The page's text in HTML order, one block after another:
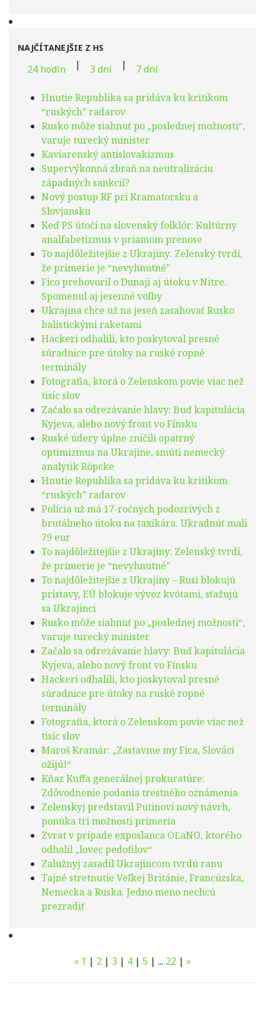
NAJČÍTANEJŠIE Z HS
24 hodín | 3 dni | 7 dní
Hnutie Republika sa pridáva ku kritikom
“ruských” radarov
Rusko môže siahnuť po „poslednej možnosti“,
varuje turecký minister
Kaviarenský antislovakizmus
Supervýkonná zbraň na neutralizáciu
západných sankcií?
Nový postup RF pri Kramatorsku a
Slovjansku
Keď PS útočí na slovenský folklór: Kultúrny
analfabetizmus v priamom prenose
To najdôležitejšie z Ukrajiny: Zelenský tvrdí,
že prímerie je “nevyhnutné”
Fico prehovoril o Dunaji aj útoku v Nitre.
Spomenul aj jesenné voľby
Ukrajina chce už na jeseň zasahovať Rusko
balistickými raketami
Hackeri odhalili, kto poskytoval presné
súradnice pre útoky na ruské ropné
terminály
Fotografia, ktorá o Zelenskom povie viac než
tisíc slov
Začalo sa odrezávanie hlavy: Buď kapitulácia
Kyjeva, alebo nový front vo Fínsku
Ruské údery úplne zničili opatrný
optimizmus na Ukrajine, smúti nemecký
analytik Röpcke
Hnutie Republika sa pridáva ku kritikom
“ruských” radarov
Polícia už má 17-ročných podozrivých z
brutálneho útoku na taxikára. Ukradnúť mali
79 eur
To najdôležitejšie z Ukrajiny: Zelenský tvrdí,
že prímerie je “nevyhnutné”
To najdôležitejšie z Ukrajiny – Rusi blokujú
prístavy, EÚ blokuje vývoz kvótami, sťažujú
sa Ukrajinci
Rusko môže siahnuť po „poslednej možnosti“,
varuje turecký minister
Začalo sa odrezávanie hlavy: Buď kapitulácia
Kyjeva, alebo nový front vo Fínsku
Hackeri odhalili, kto poskytoval presné
súradnice pre útoky na ruské ropné
terminály
Fotografia, ktorá o Zelenskom povie viac než
tisíc slov
Maroš Kramár: „Zastavme my Fica, Slováci
ožijú!“
Kňaz Kuffa generálnej prokuratúre:
Zdôvodnenie podania trestného oznámenia
Zelenskyj predstavil Putinovi nový návrh,
ponúka tri možnosti prímeria
Zvrat v prípade exposlanca OĽaNO, ktorého
odhalil „lovec pedofilov“
Zalužnyj zasadil Ukrajincom tvrdú ranu
Tajné stretnutie Veľkej Británie, Francúzska,
Nemecka a Ruska. Jedno meno nechcú
prezradiť
« 1 | 2 | 3 | 4 | 5 | ... 22 | »